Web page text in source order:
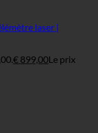
laser |
€ 899,00Le prix